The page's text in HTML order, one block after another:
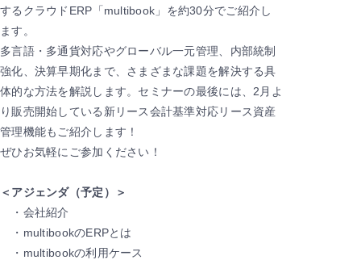
するクラウドERP「multibook」を約30分でご紹介し
ます。
多言語・多通貨対応やグローバル一元管理、内部統制
強化、決算早期化まで、さまざまな課題を解決する具
体的な方法を解説します。セミナーの最後には、2月よ
り販売開始している新リース会計基準対応リース資産
管理機能もご紹介します！
ぜひお気軽にご参加ください！
＜アジェンダ（予定）＞
・会社紹介
・multibookのERPとは
・multibookの利⽤ケース